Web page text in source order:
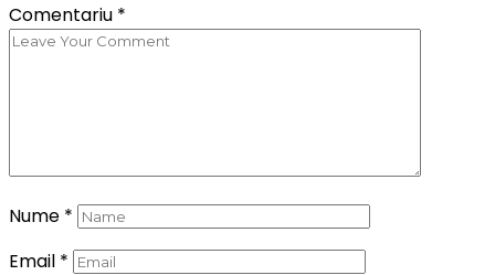
Comentariu *
Nume *
Email *